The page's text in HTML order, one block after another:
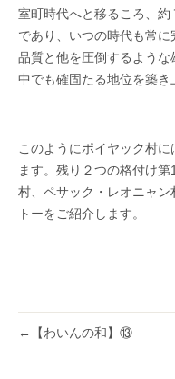
室町時代へと移るころ、
であり、いつの時代も常
品質と他を圧倒するよう
中でも確固たる地位を築き
このようにポイヤック村
ます。残り２つの格付け
村、ペサック・レオニャ
トーをご紹介します。
← 【わいんの和】⑬